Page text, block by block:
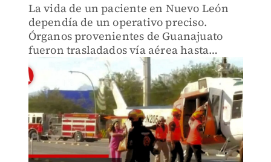
La vida de un paciente en Nuevo León
dependía de un operativo preciso.
Órganos provenientes de Guanajuato
fueron trasladados vía aérea hasta
Monterrey para realizar un trasplante
pulmonar urgente.